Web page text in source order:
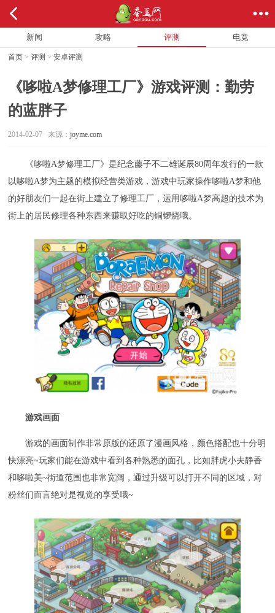
新闻 攻略 评测 电竞
首页 >评测 >安卓评测
《哆啦A梦修理工厂》游戏评测：勤劳
的蓝胖子
2014-02-07 来源：joyme.com
《哆啦A梦修理工厂》是纪念藤子不二雄诞辰80周年发行的一款
以哆啦A梦为主题的模拟经营类游戏，游戏中玩家操作哆啦A梦和他
的好朋友们一起在街上建立了修理工厂，运用哆啦A梦高超的技术为
街上的居民修理各种东西来赚取好吃的铜锣烧哦。
游戏画面
游戏的画面制作非常原版的还原了漫画风格，颜色搭配也十分明
快漂亮~玩家们能在游戏中看到各种熟悉的面孔，比如胖虎小夫静香
和哆啦美~街道范围也非常宽阔，通过升级可以打开不同的区域，对
粉丝们而言绝对是视觉的享受哦~